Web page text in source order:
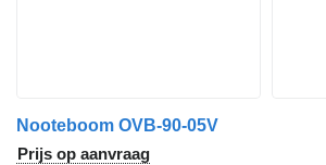
Nooteboom OVB-90-05V
Prijs op aanvraag